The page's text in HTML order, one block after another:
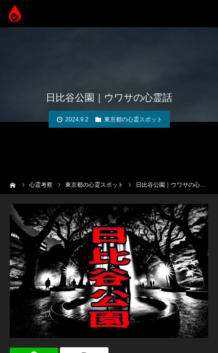
日比谷公園｜ウワサの心霊話
2024.9.2 東京都の心霊スポット
心霊考察 東京都の心霊スポット 日比谷公園｜ウワサの心霊話